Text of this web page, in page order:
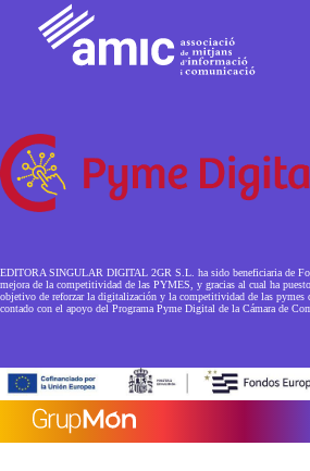
EDITORA SINGULAR DIGITAL 2GR S.L. ha sido beneficiaria de
mejora de la competitividad de las PYMES, y gracias al cual ha
objetivo de reforzar la digitalización y la competitividad de las pymes
contado con el apoyo del Programa Pyme Digital de la Cámara de